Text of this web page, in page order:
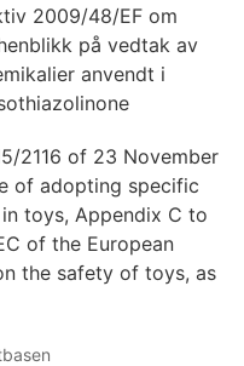
2009/48/EF om
på vedtak av
anvendt i
2116 of 23 November
of adopting specific
toys, Appendix C to
of the European
the safety of toys, as